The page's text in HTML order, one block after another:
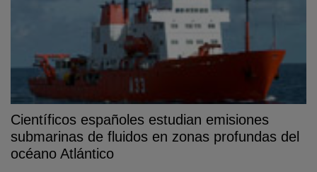
Científicos españoles estudian emisiones
submarinas de fluidos en zonas profundas del
océano Atlántico